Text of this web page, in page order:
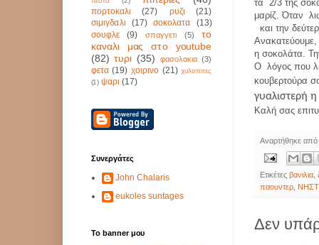
τα
2/3 της
μαρίζ. Όταν
και την
η σοκολάτα.
Ο λόγος που
κουβερτούρα
γυαλιστερή
Καλή σας
Αναρτήθηκε
Ετικέτεςβανιλια ,
παουντερ
Δεν
πορτοκαλι (27) ρυζι
(21)
σιμιγδαλι
(17) σοκολατα
(13)
σουφλε
(9) σπαγγετι (5)
το
καναλι μας στο youtube
(82) τυρι (35) φασολακια (3)
φετα (19) χοιρινο (21) χυλοπιτες
(1) ψαρι (17)
Συνεργάτες
John Chalaris
eukoles suntages
Το banner μου